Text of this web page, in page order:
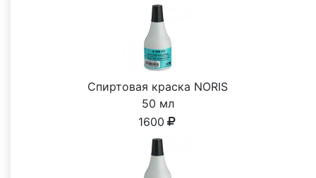
Спиртовая краска NORIS
50 мл
1600